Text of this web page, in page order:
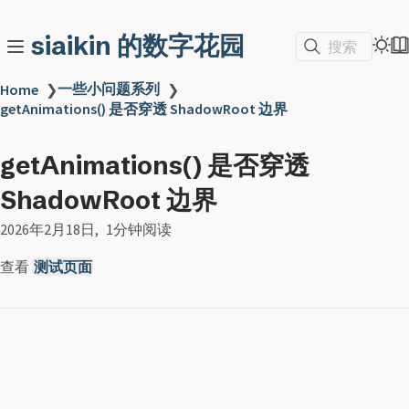
siaikin 的数字花园 搜索
Home ❯一些小问题系列
❯
getAnimations() 是否穿透 ShadowRoot 边界
getAnimations() 是否穿透
ShadowRoot 边界
2026年2月18日 1分钟阅读
查看 测试页面